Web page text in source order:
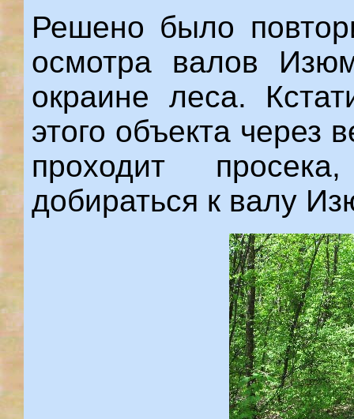
Решено было
осмотра валов
окраине леса.
этого объекта через
проходит
добираться к валу